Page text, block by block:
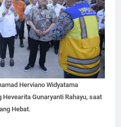
Herviano Widyatama
Gunaryanti Rahayu, saat
Hebat.